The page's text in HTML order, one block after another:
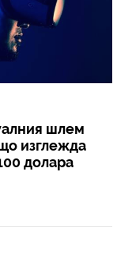
шлем
изглежда
долара